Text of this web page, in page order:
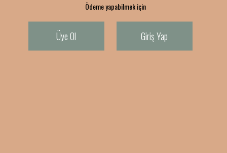
Ödeme yapabilmek için
Üye Ol Giriş Yap